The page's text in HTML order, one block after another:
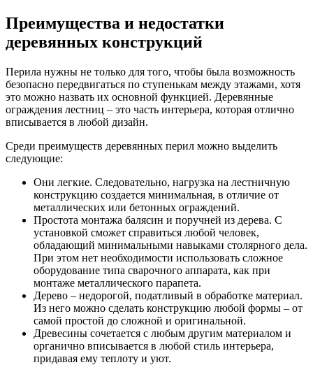
Преимущества и недостатки
деревянных конструкций
Перила нужны не только для того, чтобы была возможность
безопасно передвигаться по ступенькам между этажами, хотя
это можно назвать их основной функцией. Деревянные
ограждения лестниц – это часть интерьера, которая отлично
вписывается в любой дизайн.
Среди преимуществ деревянных перил можно выделить
следующие:
Они легкие. Следовательно, нагрузка на лестничную
конструкцию создается минимальная, в отличие от
металлических или бетонных ограждений.
Простота монтажа балясин и поручней из дерева. С
установкой сможет справиться любой человек,
обладающий минимальными навыками столярного дела.
При этом нет необходимости использовать сложное
оборудование типа сварочного аппарата, как при
монтаже металлического парапета.
Дерево – недорогой, податливый в обработке материал.
Из него можно сделать конструкцию любой формы – от
самой простой до сложной и оригинальной.
Древесины сочетается с любым другим материалом и
органично вписывается в любой стиль интерьера,
придавая ему теплоту и уют.